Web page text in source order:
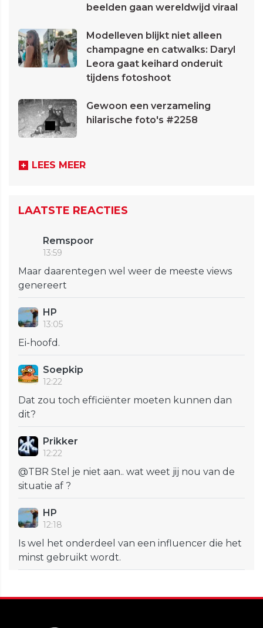
beelden gaan wereldwijd viraal
Modelleven blijkt niet alleen
champagne en catwalks: Daryl
Leora gaat keihard onderuit
tijdens fotoshoot
Gewoon een verzameling
hilarische foto's #2258
LEES MEER
LAATSTE REACTIES
Remspoor
13:59
Maar daarentegen wel weer de meeste views
genereert
HP
13:05
Ei-hoofd.
Soepkip
12:22
Dat zou toch efficiënter moeten kunnen dan
dit?
Prikker
12:22
@TBR Stel je niet aan.. wat weet jij nou van de
situatie af ?
HP
12:18
Is wel het onderdeel van een influencer die het
minst gebruikt wordt.